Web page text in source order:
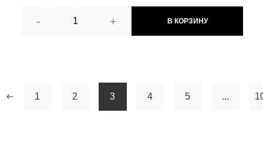
- + В КОРЗИНУ
1 2 3 4 5 ...